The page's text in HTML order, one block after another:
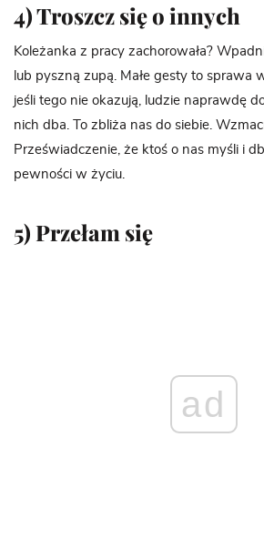
4) Troszcz się o innych
Koleżanka z pracy zachorowała?
lub pyszną zupą. Małe gesty to sprawa
jeśli tego nie okazują, ludzie naprawdę
nich dba. To zbliża nas do siebie.
Przeświadczenie, że ktoś o nas myśli i
pewności w życiu.
5) Przełam się
ad